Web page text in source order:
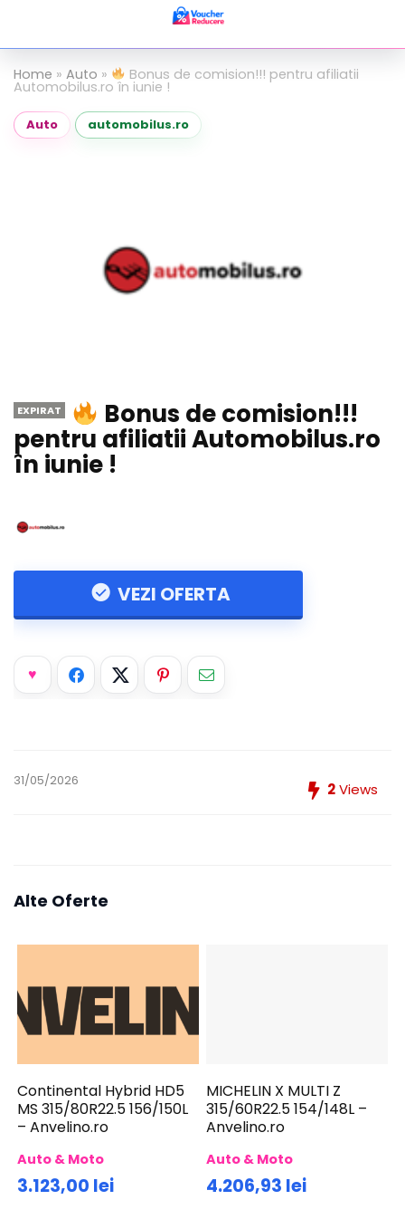
Home » Auto » Bonus de comision!!! pentru afiliatii
Automobilus.ro în iunie !
Auto automobilus.ro
EXPIRAT Bonus de comision!!!
pentru afiliatii Automobilus.ro
în iunie !
VEZI OFERTA
31/05/2026 2Views
Alte Oferte
Continental Hybrid HD5
MS 315/80R22.5 156/150L
– Anvelino.ro
Auto & Moto
3.123,00 lei
MICHELIN X MULTI Z
315/60R22.5 154/148L –
Anvelino.ro
Auto & Moto
4.206,93 lei